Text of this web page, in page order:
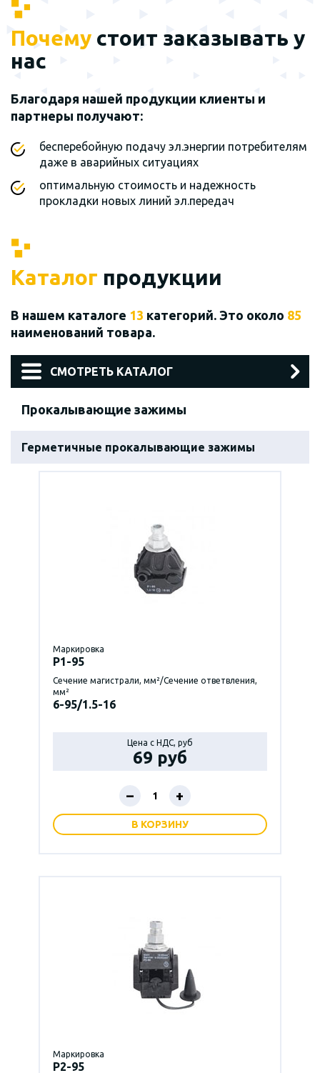
Почему стоит заказывать у
нас
Благодаря нашей продукции клиенты и
партнеры получают:
бесперебойную подачу эл.энергии потребителям
даже в аварийных ситуациях
оптимальную стоимость и надежность
прокладки новых линий эл.передач
Каталог продукции
В нашем каталоге 13 категорий. Это около 85
наименований товара.
СМОТРЕТЬ КАТАЛОГ
Прокалывающие зажимы
Герметичные прокалывающие зажимы
Маркировка
P1-95
Сечение магистрали, мм²/Сечение ответвления,
мм²
6-95/1.5-16
Цена с НДС, руб
69 руб
– +
В КОРЗИНУ
Маркировка
P2-95